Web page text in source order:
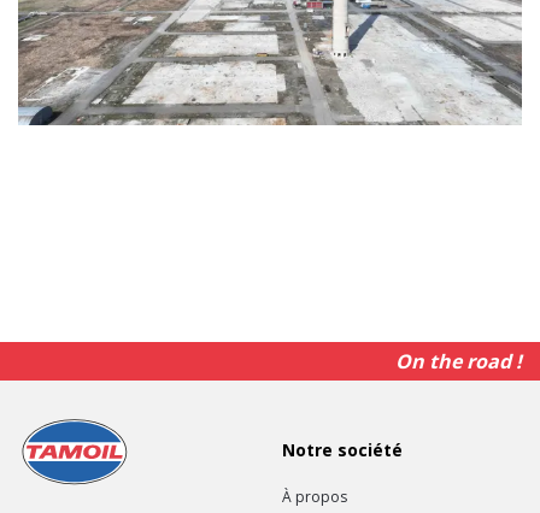
On the road !
Notre société
À propos